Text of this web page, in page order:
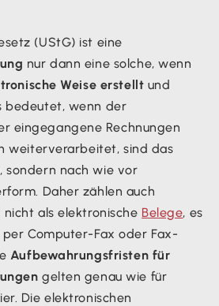
(UStG) ist eine
nur dann eine solche, wenn
Weise erstellt und
bedeutet, wenn der
eingegangene Rechnungen
weiterverarbeitet, sind das
sondern nach wie vor
Daher zählen auch
nicht als elektronische Belege, es
Computer-Fax oder Fax-
Aufbewahrungsfristen für
gelten genau wie für
Die elektronischen